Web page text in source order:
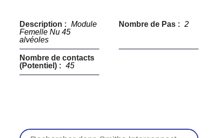
Description : Module
Femelle Nu 45
alvéoles
Nombre de Pas : 2
Nombre de contacts
(Potentiel) : 45